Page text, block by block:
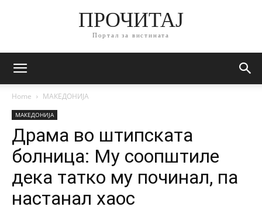
ПРОЧИТАЈ
Портал за вистината
Home МАКЕДОНИЈА
МАКЕДОНИЈА
Драма во штипската
болница: Му соопштиле
дека татко му починал, па
настанал хаос